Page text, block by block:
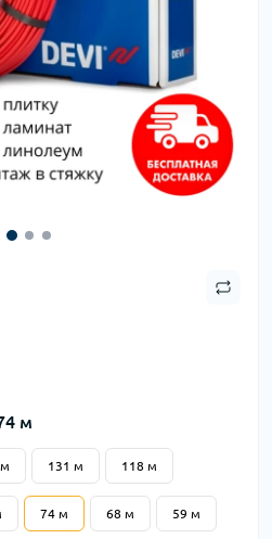
м
131 м 118 м
74 м 68 м 59 м